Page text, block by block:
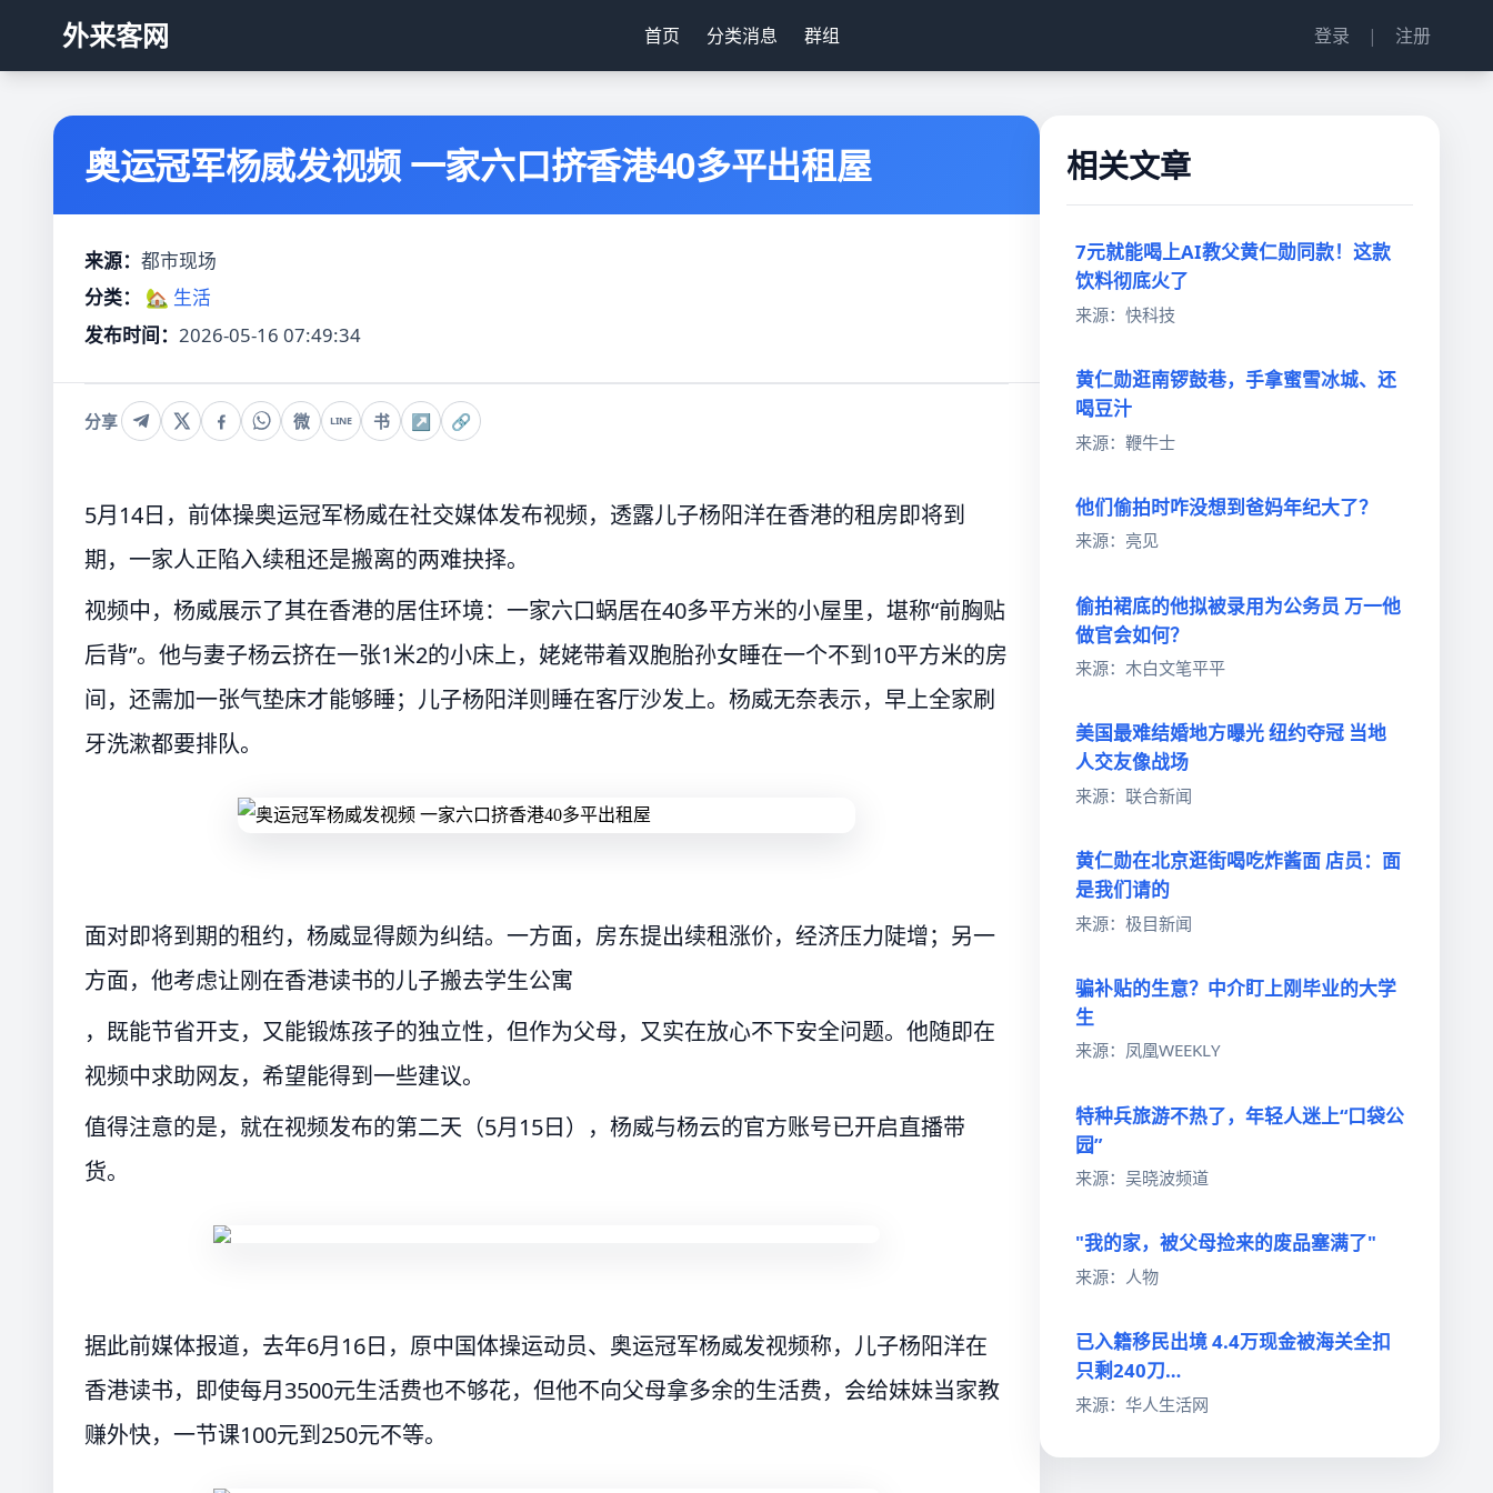
外来客网 首页 分类消息 群组 登录 | 注册
奥运冠军杨威发视频 一家六口挤香港40多平出租屋
来源： 都市现场
分类：
🏡 生活
发布时间： 2026-05-16 07:49:34
分享 微 LINE 书 ↗ 🔗
5月14日，前体操奥运冠军杨威在社交媒体发布视频，透露儿子杨阳洋在香港的租房即将到
期，一家人正陷入续租还是搬离的两难抉择。
视频中，杨威展示了其在香港的居住环境：一家六口蜗居在40多平方米的小屋里，堪称“前胸贴
后背”。他与妻子杨云挤在一张1米2的小床上，姥姥带着双胞胎孙女睡在一个不到10平方米的房
间，还需加一张气垫床才能够睡；儿子杨阳洋则睡在客厅沙发上。杨威无奈表示，早上全家刷
牙洗漱都要排队。
面对即将到期的租约，杨威显得颇为纠结。一方面，房东提出续租涨价，经济压力陡增；另一
方面，他考虑让刚在香港读书的儿子搬去学生公寓
，既能节省开支，又能锻炼孩子的独立性，但作为父母，又实在放心不下安全问题。他随即在
视频中求助网友，希望能得到一些建议。
值得注意的是，就在视频发布的第二天（5月15日），杨威与杨云的官方账号已开启直播带
货。
据此前媒体报道，去年6月16日，原中国体操运动员、奥运冠军杨威发视频称，儿子杨阳洋在
香港读书，即使每月3500元生活费也不够花，但他不向父母拿多余的生活费，会给妹妹当家教
赚外快，一节课100元到250元不等。
相关文章
7元就能喝上AI教父黄仁勋同款！这款
饮料彻底火了
来源：快科技
黄仁勋逛南锣鼓巷，手拿蜜雪冰城、还
喝豆汁
来源：鞭牛士
他们偷拍时咋没想到爸妈年纪大了？
来源：亮见
偷拍裙底的他拟被录用为公务员 万一他
做官会如何？
来源：木白文笔平平
美国最难结婚地方曝光 纽约夺冠 当地
人交友像战场
来源：联合新闻
黄仁勋在北京逛街喝吃炸酱面 店员：面
是我们请的
来源：极目新闻
骗补贴的生意？中介盯上刚毕业的大学
生
来源：凤凰WEEKLY
特种兵旅游不热了，年轻人迷上“口袋公
园”
来源：吴晓波频道
"我的家，被父母捡来的废品塞满了"
来源：人物
已入籍移民出境 4.4万现金被海关全扣
只剩240刀…
来源：华人生活网